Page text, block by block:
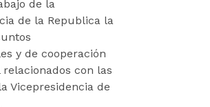
de la
de la Republica la
y de cooperación
con las
Vicepresidencia de